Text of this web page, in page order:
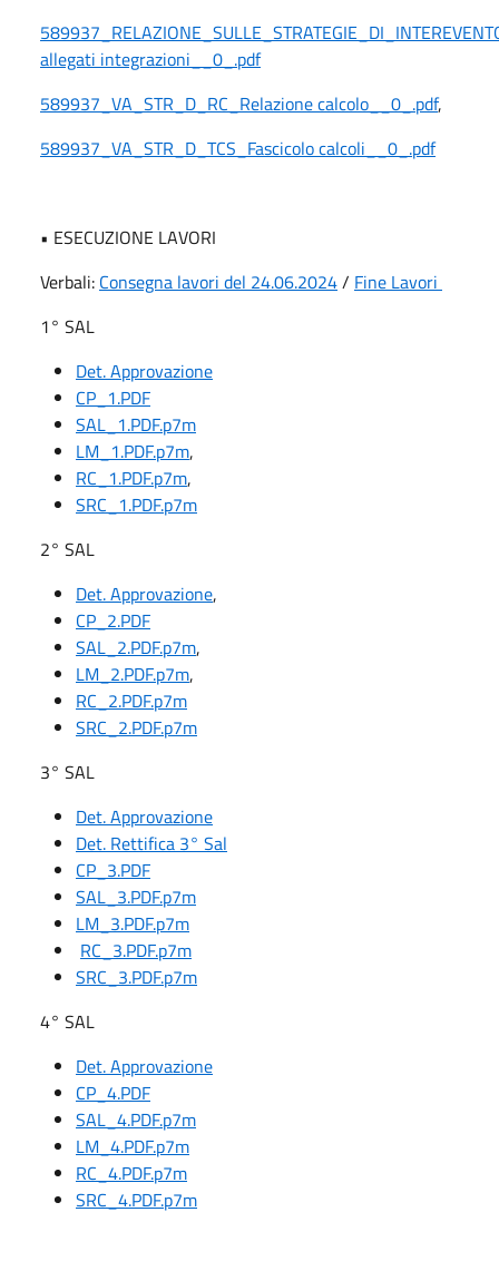
allegati integrazioni__0_.pdf
589937_VA_STR_D_RC_Relazione calcolo__0_.pdf,
589937_VA_STR_D_TCS_Fascicolo calcoli__0_.pdf
• ESECUZIONE LAVORI
Verbali: Consegna lavori del 24.06.2024/ Fine Lavori
1° SAL
Det. Approvazione
CP_1.PDF
SAL_1.PDF.p7m
LM_1.PDF.p7m,
RC_1.PDF.p7m,
SRC_1.PDF.p7m
2° SAL
Det. Approvazione,
CP_2.PDF
SAL_2.PDF.p7m,
LM_2.PDF.p7m,
RC_2.PDF.p7m
SRC_2.PDF.p7m
3° SAL
Det. Approvazione
Det. Rettifica 3° Sal
CP_3.PDF
SAL_3.PDF.p7m
LM_3.PDF.p7m
RC_3.PDF.p7m
SRC_3.PDF.p7m
4° SAL
Det. Approvazione
CP_4.PDF
SAL_4.PDF.p7m
LM_4.PDF.p7m
RC_4.PDF.p7m
SRC_4.PDF.p7m